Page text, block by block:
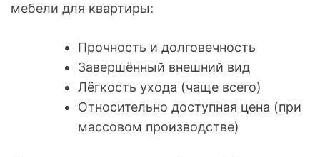
мебели для квартиры:
Прочность и долговечность
Завершённый внешний вид
Лёгкость ухода (чаще всего)
Относительно доступная цена (при
массовом производстве)